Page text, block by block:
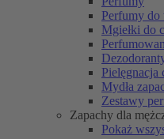
Perfumy do
Mgiełki do
Pielęgnacja
Mydła
Zestawy
Zapachy dla
Pokaż